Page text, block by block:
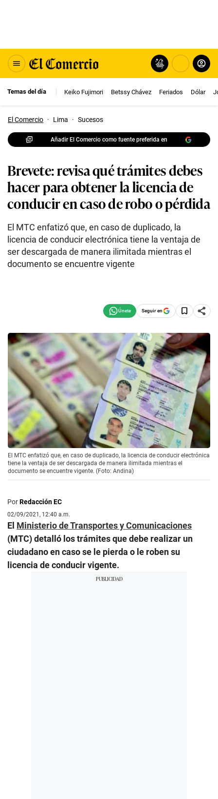
Temas del día Keiko Fujimori Betssy Chávez Feriados Dólar
El Comercio · Lima · Sucesos
Añadir El Comercio como fuente preferida en
Brevete: revisa qué trámites debes
hacer para obtener la licencia de
conducir en caso de robo o pérdida
El MTC enfatizó que, en caso de duplicado, la
licencia de conducir electrónica tiene la ventaja de
ser descargada de manera ilimitada mientras el
documento se encuentre vigente
Seguir en
El MTC enfatizó que, en caso de duplicado, la licencia de conducir electrónica
tiene la ventaja de ser descargada de manera ilimitada mientras el
documento se encuentre vigente. (Foto: Andina)
PorRedacción EC
02/09/2021, 12:40 a.m.
El Ministerio de Transportes y Comunicaciones
(MTC) detalló los trámites que debe realizar un
ciudadano en caso se le pierda o le roben su
licencia de conducir vigente.